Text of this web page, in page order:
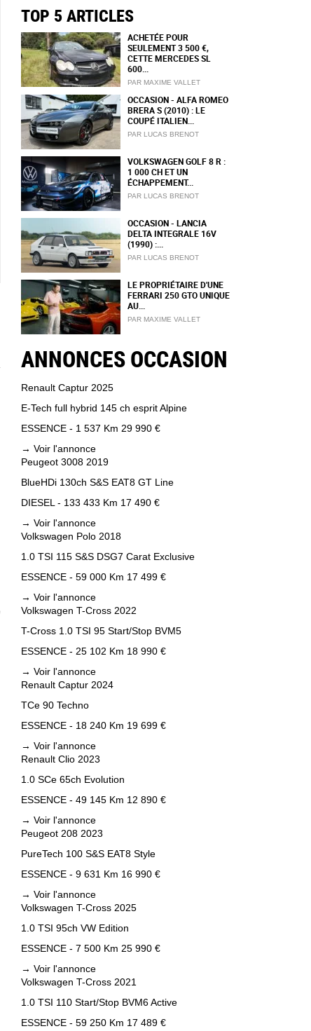
TOP 5 ARTICLES
ACHETÉE POUR
SEULEMENT 3 500 €,
CETTE MERCEDES SL
600...
PAR MAXIME VALLET
OCCASION - ALFA ROMEO
BRERA S (2010) : LE
COUPÉ ITALIEN...
PAR LUCAS BRENOT
VOLKSWAGEN GOLF 8 R :
1 000 CH ET UN
ÉCHAPPEMENT...
PAR LUCAS BRENOT
OCCASION - LANCIA
DELTA INTEGRALE 16V
(1990) :...
PAR LUCAS BRENOT
LE PROPRIÉTAIRE D'UNE
FERRARI 250 GTO UNIQUE
AU...
PAR MAXIME VALLET
ANNONCES OCCASION
Renault Captur 2025
E-Tech full hybrid 145 ch esprit Alpine
ESSENCE - 1 537 Km 29 990 €
→ Voir l'annonce
Peugeot 3008 2019
BlueHDi 130ch S&S EAT8 GT Line
DIESEL - 133 433 Km 17 490 €
→ Voir l'annonce
Volkswagen Polo 2018
1.0 TSI 115 S&S DSG7 Carat Exclusive
ESSENCE - 59 000 Km 17 499 €
→ Voir l'annonce
Volkswagen T-Cross 2022
T-Cross 1.0 TSI 95 Start/Stop BVM5
ESSENCE - 25 102 Km 18 990 €
→ Voir l'annonce
Renault Captur 2024
TCe 90 Techno
ESSENCE - 18 240 Km 19 699 €
→ Voir l'annonce
Renault Clio 2023
1.0 SCe 65ch Evolution
ESSENCE - 49 145 Km 12 890 €
→ Voir l'annonce
Peugeot 208 2023
PureTech 100 S&S EAT8 Style
ESSENCE - 9 631 Km 16 990 €
→ Voir l'annonce
Volkswagen T-Cross 2025
1.0 TSI 95ch VW Edition
ESSENCE - 7 500 Km 25 990 €
→ Voir l'annonce
Volkswagen T-Cross 2021
1.0 TSI 110 Start/Stop BVM6 Active
ESSENCE - 59 250 Km 17 489 €